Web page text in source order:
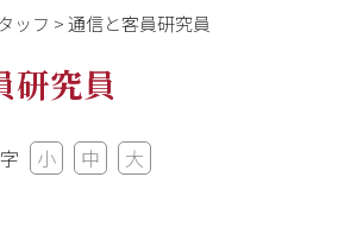
ッフ > 通信と客員研究員
研究員
小 中 大